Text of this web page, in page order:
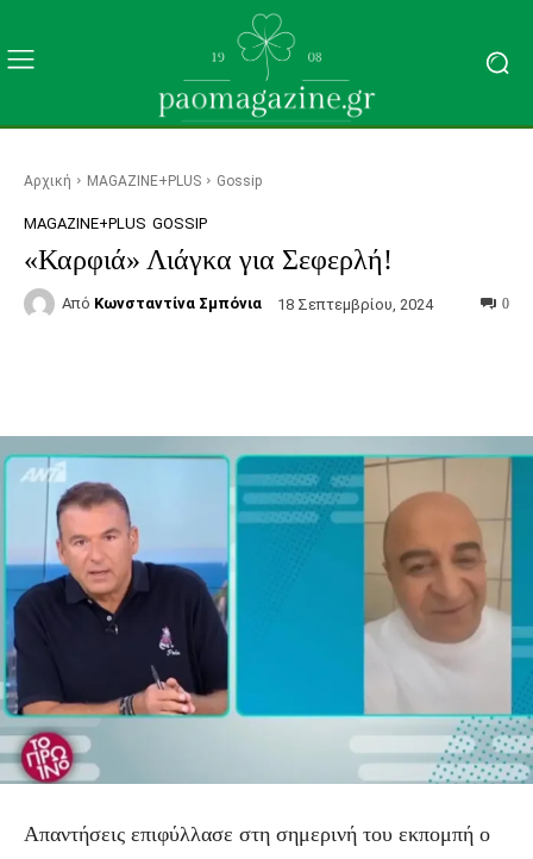
Αρχική MAGAZINE+PLUS Gossip
MAGAZINE+PLUS GOSSIP
«Καρφιά» Λιάγκα για Σεφερλή!
Από Κωνσταντίνα Σμπόνια 18 Σεπτεμβρίου, 2024 0
Απαντήσεις επιφύλλασε στη σημερινή του εκπομπή ο